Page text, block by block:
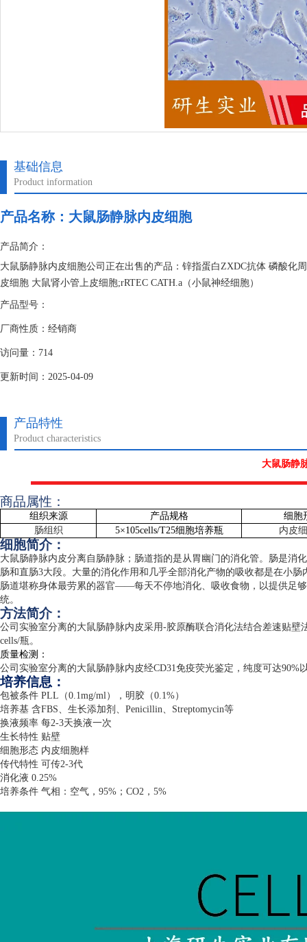
基础信息
Product information
产品名称： 大鼠肠静脉内皮细胞
产品简介：
大鼠肠静脉内皮细胞公司正在出售的产品：锌指蛋白ZXDC抗体 磷酸化
皮细胞 大鼠肾小管上皮细胞;rRTEC CATH.a（小鼠神经细胞）
产品型号：
厂商性质：经销商
访问量：714
更新时间：2025-04-09
产品特性
Product characteristics
大鼠肠静
商品属性：
组织来源 产品规格
细胞
肠组织
5×105cells/T25细胞培养瓶 内皮
细胞简介：
大鼠肠静脉内皮分离自肠静脉；肠道指的是从胃幽门的消化管。肠是消
肠和直肠3大段。大量的消化作用和几乎全部消化产物的吸收都是在小
肠道堪称身体最劳累的器官——每天不停地消化、吸收食物，以提供足
统。
方法简介：
公司实验室分离的大鼠肠静脉内皮采用-胶原酶联合消化法结合差速贴壁
cells/瓶。
质量检测：
公司实验室分离的大鼠肠静脉内皮经CD31免疫荧光鉴定，纯度可达90%
培养信息：
包被条件 PLL （0.1mg/ml），明胶（0.1%）
培养基 含FBS、生长添加剂、 Penicillin、 Streptomycin等
换液频率 每2-3天换液一次
生长特性 贴壁
细胞形态 内皮细胞样
传代特性 可传2-3代
消化液 0.25%
培养条件 气相：空气， 95% ； CO2 ， 5%